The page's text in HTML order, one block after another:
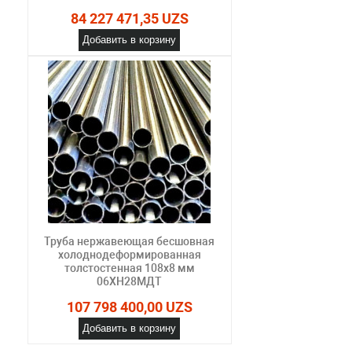
84 227 471,35 UZS
Добавить в корзину
Труба нержавеющая бесшовная
холоднодеформированная
толстостенная 108х8 мм
06ХН28МДТ
107 798 400,00 UZS
Добавить в корзину